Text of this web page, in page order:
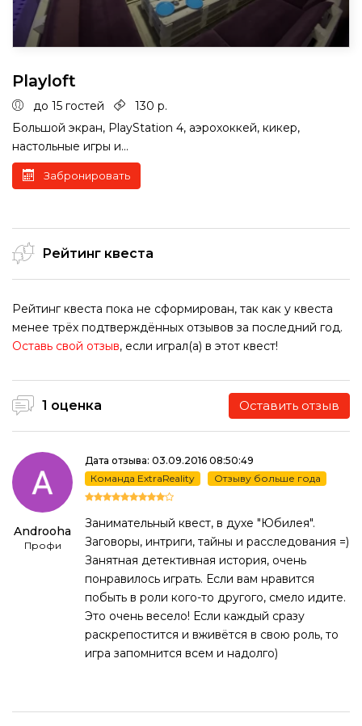
Playloft
до 15 гостей
130 р.
Большой экран, PlayStation 4, аэрохоккей, кикер,
настольные игры и...
Забронировать
Рейтинг квеста
Рейтинг квеста пока не сформирован, так как у квеста
менее трёх подтверждённых отзывов за последний год.
Оставь свой отзыв, если играл(а) в этот квест!
1 оценка Оставить отзыв
Androoha
Профи
Дата отзыва: 03.09.2016 08:50:49
Команда ExtraReality
Отзыву больше года
Занимательный квест, в духе "Юбилея".
Заговоры, интриги, тайны и расследования =)
Занятная детективная история, очень
понравилось играть. Если вам нравится
побыть в роли кого-то другого, смело идите.
Это очень весело! Если каждый сразу
раскрепостится и вживётся в свою роль, то
игра запомнится всем и надолго)